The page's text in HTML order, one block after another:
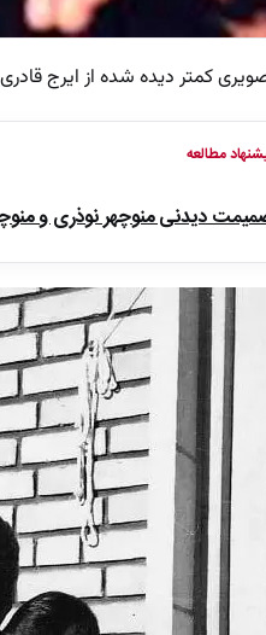
کمتر دیده شده از ایرج قادری را در
مطالعه
دیدنی منوچهر نوذری و